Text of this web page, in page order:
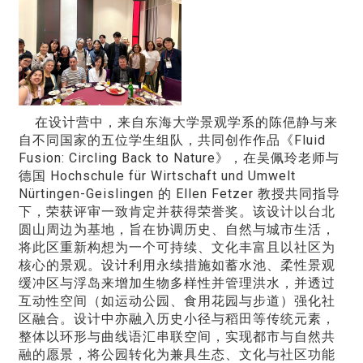
在设计营中，来自东海大学景观学系的陈俋静与来
自不同国家的五位学生组队，共同创作作品《Fluid
Fusion: Circling Back to Nature》，在吴佩玲老师与
德国 Hochschule für Wirtschaft und Umwelt
Nürtingen-Geislingen 的 Ellen Fetzer 教授共同指导
下，荣获评审一致肯定并获得荣誉奖。该设计以台北
圆山周边为基地，旨在协调历史、自然与城市生活，
将此区重新构想为一个可持续、文化丰富且以社区为
核心的景观。设计利用永续措施如蓄水池、柔性景观
缓冲区与浮岛来增加生物多样性并管理洪水，并透过
互动性空间（如运动公园、食用花园与步道）强化社
区融合。设计中亦融入历史小径与稻田等传统元素，
整体以环形与曲线语汇串联空间，实现都市与自然共
融的愿景，将公园转化为兼具生态、文化与社区功能